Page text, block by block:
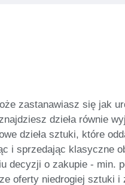
zastanawiasz się jak
dzieła równie
dzieła sztuki, które
i sprzedając klasyczne
o zakupie - min.
oferty niedrogiej sztuki